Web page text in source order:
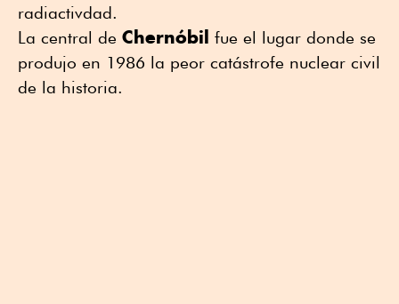
radiactivdad.
La central de Chernóbil fue el lugar donde se
produjo en 1986 la peor catástrofe nuclear civil
de la historia.